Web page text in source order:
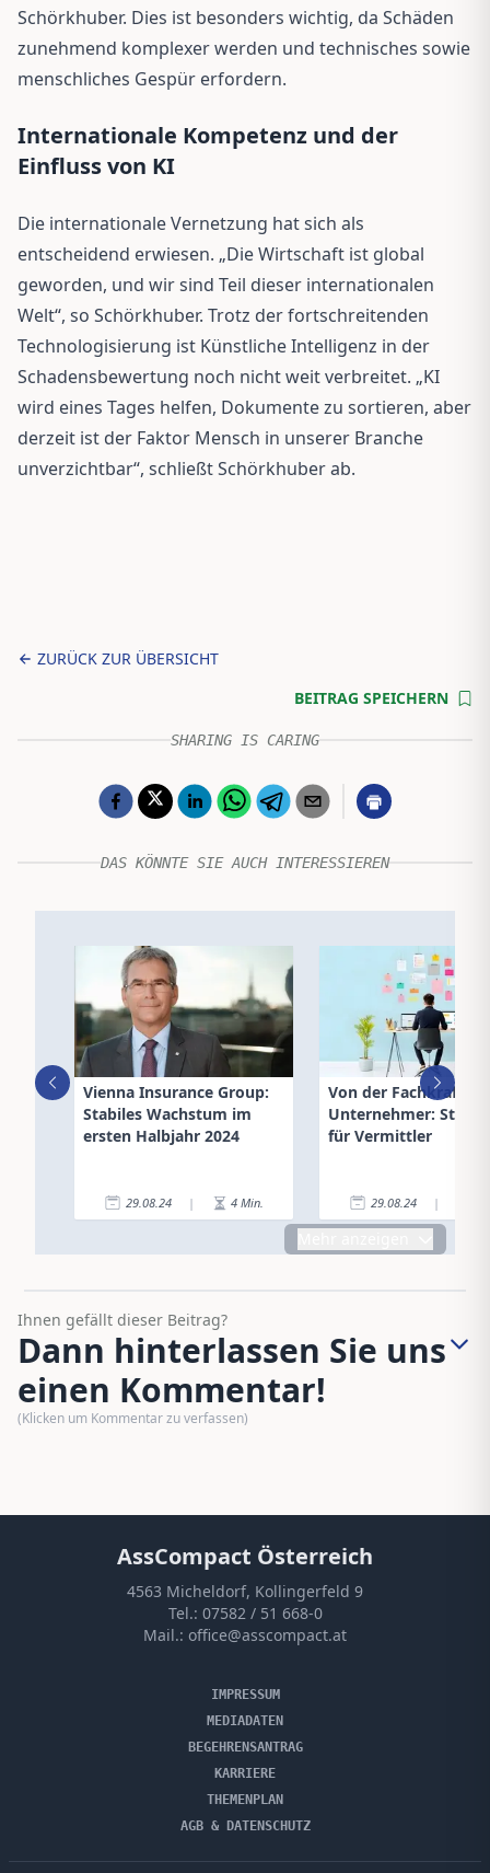
Schörkhuber. Dies ist besonders wichtig, da Schäden
zunehmend komplexer werden und technisches sowie
menschliches Gespür erfordern.
Internationale Kompetenz und der
Einfluss von KI
Die internationale Vernetzung hat sich als
entscheidend erwiesen. „Die Wirtschaft ist global
geworden, und wir sind Teil dieser internationalen
Welt“, so Schörkhuber. Trotz der fortschreitenden
Technologisierung ist Künstliche Intelligenz in der
Schadensbewertung noch nicht weit verbreitet. „KI
wird eines Tages helfen, Dokumente zu sortieren, aber
derzeit ist der Faktor Mensch in unserer Branche
unverzichtbar“, schließt Schörkhuber ab.
ZURÜCK ZUR ÜBERSICHT
BEITRAG SPEICHERN
SHARING IS CARING
DAS KÖNNTE SIE AUCH INTERESSIEREN
Vienna Insurance Group:
Stabiles Wachstum im
ersten Halbjahr 2024
29.08.24 | 4 Min.
Von der Fachkraft
Unternehmer:
für Vermittler
29.08.24 |
Ihnen gefällt dieser Beitrag?
Dann hinterlassen Sie uns
einen Kommentar!
(Klicken um Kommentar zu verfassen)
AssCompact Österreich
4563 Micheldorf, Kollingerfeld 9
Tel.: 07582 / 51 668-0
Mail.: office@asscompact.at
IMPRESSUM
MEDIADATEN
BEGEHRENSANTRAG
KARRIERE
THEMENPLAN
AGB & DATENSCHUTZ